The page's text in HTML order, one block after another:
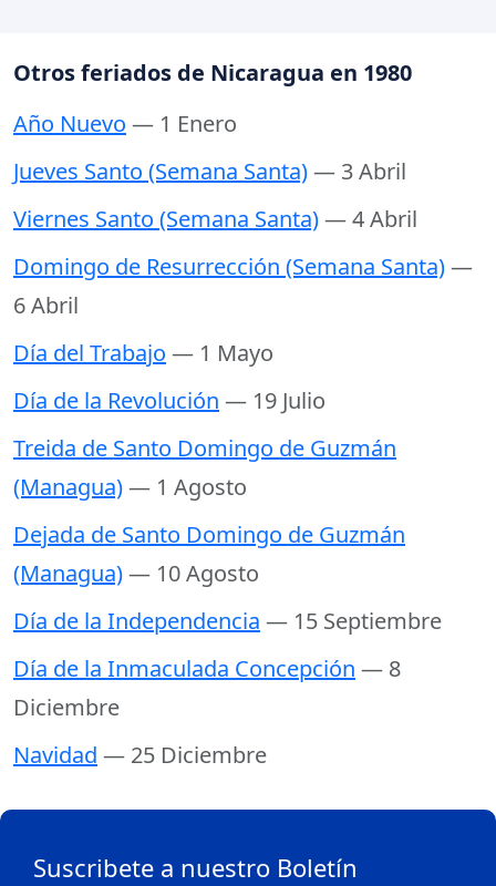
Otros feriados de Nicaragua en 1980
Año Nuevo — 1 Enero
Jueves Santo (Semana Santa)— 3 Abril
Viernes Santo (Semana Santa)— 4 Abril
Domingo de Resurrección (Semana Santa)—
6 Abril
Día del Trabajo — 1 Mayo
Día de la Revolución — 19 Julio
Treida de Santo Domingo de Guzmán
(Managua)— 1 Agosto
Dejada de Santo Domingo de Guzmán
(Managua)— 10 Agosto
Día de la Independencia — 15 Septiembre
Día de la Inmaculada Concepción — 8
Diciembre
Navidad — 25 Diciembre
Suscribete a nuestro Boletín